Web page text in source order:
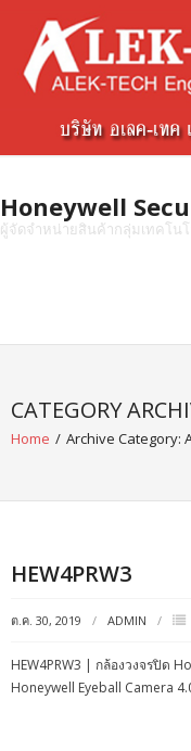
content
Honeywell
ผู้จัดจำหน่ายสินค้ากลุ่มเทคโน
CATEGORY
Home / Archive Category:
HEW4PRW3
ต.ค. 30, 2019 ADMIN
HEW4PRW3 | กล้องวงจรปิด
Honeywell Eyeball Camera